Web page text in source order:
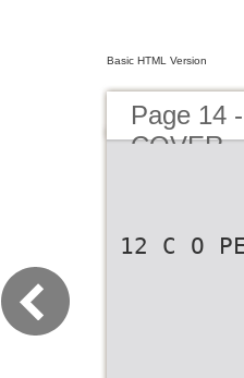
Basic HTML Version
Page 14
COVER
12 C O